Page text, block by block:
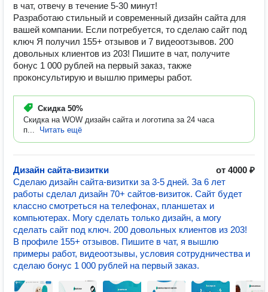
в чат, отвечу в течение 5-30 минут!
Разработаю стильный и современный дизайн сайта для
вашей компании. Если потребуется, то сделаю сайт под
ключ Я получил 155+ отзывов и 7 видеоотзывов. 200
довольных клиентов из 203! Пишите в чат, получите
бонус 1 000 рублей на первый заказ, также
проконсультирую и вышлю примеры работ.
Скидка 50%
Скидка на WOW дизайн сайта и логотипа за 24 часа
п...
Читать ещё
Дизайн сайта-визитки
от 4000 ₽
Сделаю дизайн сайта-визитки за 3-5 дней. За 6 лет
работы сделал дизайн 70+ сайтов-визиток. Сайт будет
классно смотреться на телефонах, планшетах и
компьютерах. Могу сделать только дизайн, а могу
сделать сайт под ключ. 200 довольных клиентов из 203!
В профиле 155+ отзывов. Пишите в чат, я вышлю
примеры работ, видеоотзывы, условия сотрудничества и
сделаю бонус 1 000 рублей на первый заказ.